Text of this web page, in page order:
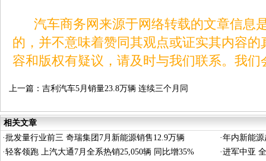
汽车商务网来源于网络转载的文章信息
的，并不意味着赞同其观点或证实其内容
容和版权有疑议，请及时与我们联系。我
上一篇： 吉利汽车5月销量23.8万辆 连续三个月同
相关文章
·批发量行业前三 奇瑞集团7月新能源销售12.9万辆 ·年内新能源
·轻客领跑 上汽大通7月全系热销25,050辆 同比增35% ·进军中亚